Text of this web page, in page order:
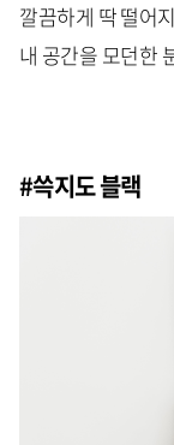
깔끔하게 딱 떨어
내 공간을 모던한
#쓱지도 블랙